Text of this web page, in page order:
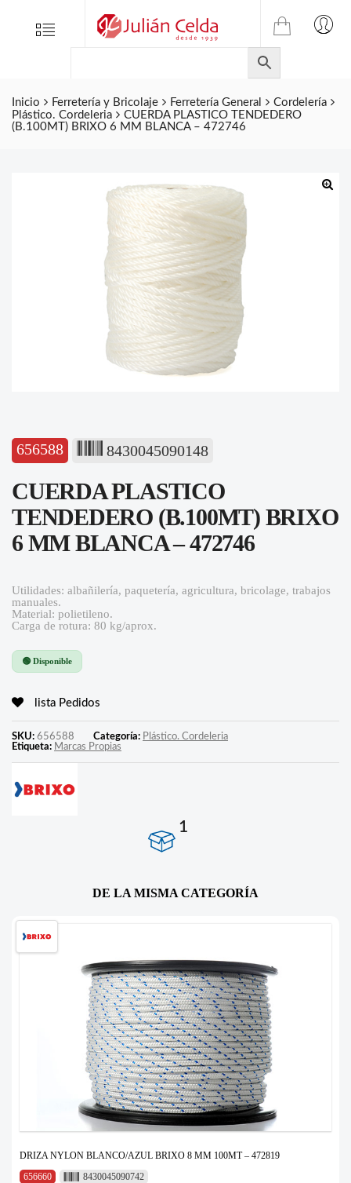
Menu
TIENDA
ONLINE
DE
JULIAN
CELDA
Inicio Ferretería y Bricolaje Ferretería General
Cordelería
Plástico. Cordeleria
CUERDA PLASTICO TENDEDERO
(B.100MT) BRIXO 6 MM BLANCA – 472746
656588 8430045090148
CUERDA PLASTICO
TENDEDERO (B.100MT) BRIXO
6 MM BLANCA – 472746
Utilidades: albañilería, paquetería, agricultura, bricolage, trabajos
manuales.
Material: polietileno.
Carga de rotura: 80 kg/aprox.
🟢 Disponible
lista Pedidos
SKU: 656588 Categoría: Plástico. Cordeleria
Etiqueta: Marcas Propias
1
DE LA MISMA CATEGORÍA
DRIZA NYLON BLANCO/AZUL BRIXO 8 MM 100MT – 472819
656660
8430045090742
Folletos
Contacto